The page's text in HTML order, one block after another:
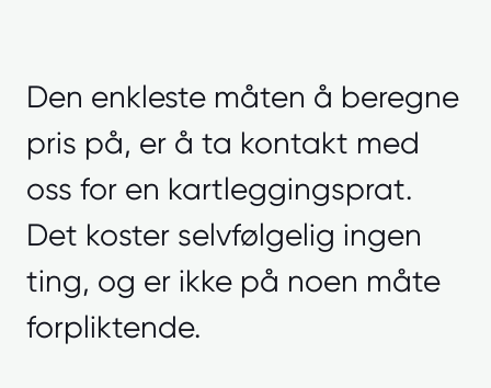
Den enkleste måten å beregne
pris på, er å ta kontakt med
oss for en kartleggingsprat.
Det koster selvfølgelig ingen
ting, og er ikke på noen måte
forpliktende.